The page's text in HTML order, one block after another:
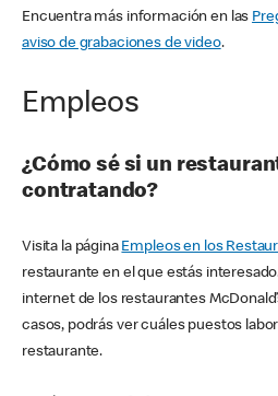
Encuentra más información en las
aviso de grabaciones de video.
Empleos
¿Cómo sé si un
contratando?
Visita la página Empleos en los
restaurante en el que estás
internet de los restaurantes
casos, podrás ver cuáles puestos
restaurante.